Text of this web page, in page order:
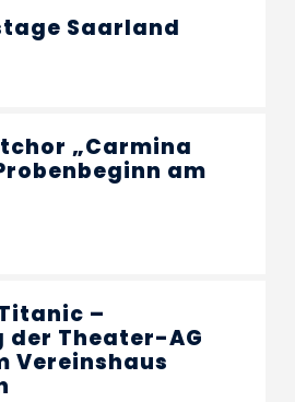
Saarland
„Carmina
am
–
Theater-AG
Vereinshaus